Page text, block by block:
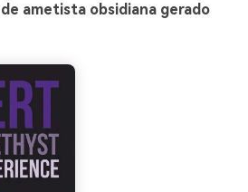
ametista obsidiana gerado